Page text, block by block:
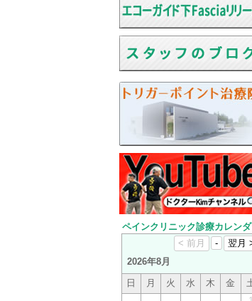
ペインクリニック診療カレン
2026年8月
日
月 火 水 木 金